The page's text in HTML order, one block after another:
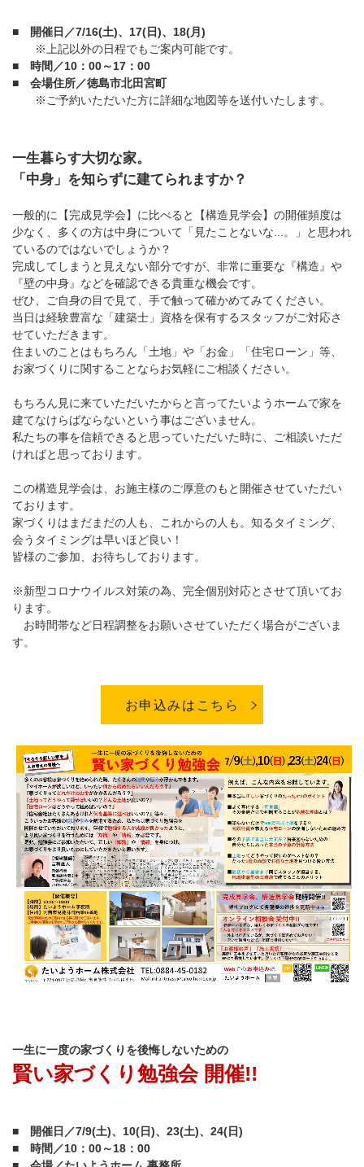
■ 開催日／7/16(土)、17(日)、18(月)
※上記以外の日程でもご案内可能です。
■ 時間／10：00～17：00
■ 会場住所／徳島市北田宮町
※ご予約いただいた方に詳細な地図等を送付いたします。
一生暮らす大切な家。
「中身」を知らずに建てられますか？
一般的に【完成見学会】に比べると【構造見学会】の開催頻度は
少なく、多くの方は中身について「見たことないな...。」と思われ
ているのではないでしょうか？
完成してしまうと見えない部分ですが、非常に重要な『構造』や
『壁の中身』などを確認できる貴重な機会です。
ぜひ、ご自身の目で見て、手で触って確かめてみてください。
当日は経験豊富な「建築士」資格を保有するスタッフがご対応さ
せていただきます。
住まいのことはもちろん「土地」や「お金」「住宅ローン」等、
お家づくりに関することならお気軽にご相談ください。
もちろん見に来ていただいたからと言ってたいようホームで家を
建てなけらばならないという事はございません。
私たちの事を信頼できると思っていただいた時に、ご相談いただ
ければと思っております。
この構造見学会は、お施主様のご厚意のもと開催させていただい
ております。
家づくりはまだまだの人も、これからの人も。知るタイミング、
会うタイミングは早いほど良い！
皆様のご参加、お待ちしております。
※新型コロナウイルス対策の為、完全個別対応とさせて頂いてお
ります。
お時間帯など日程調整をお願いさせていただく場合がございま
す。
お申込みはこちら
一生に一度の家づくりを後悔しないための
賢い家づくり勉強会 開催!!
■ 開催日／7/9(土)、10(日)、23(土)、24(日)
■ 時間／10：00～18：00